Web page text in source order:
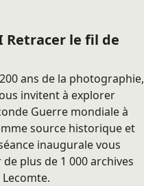
Retracer le fil de
ans de la photographie,
invitent à explorer
Guerre mondiale à
source historique et
inaugurale vous
plus de 1 000 archives